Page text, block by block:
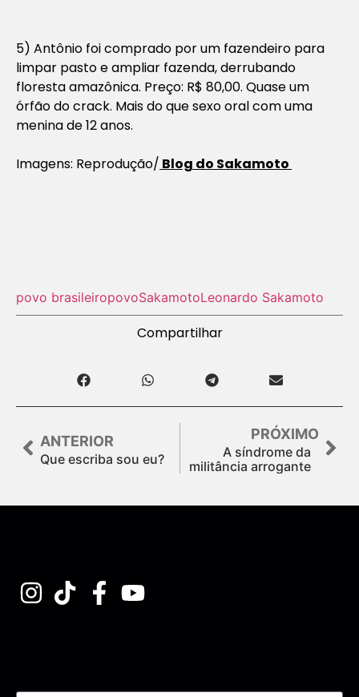
5) Antônio foi comprado por um fazendeiro para
limpar pasto e ampliar fazenda, derrubando
floresta amazônica. Preço: R$ 80,00. Quase um
órfão do crack. Mais do que sexo oral com uma
menina de 12 anos.
Imagens: Reprodução/ Blog do Sakamoto
povo brasileiropovoSakamotoLeonardo Sakamoto
Compartilhar
ANTERIOR
Que escriba sou eu?
PRÓXIMO
A síndrome da
militância arrogante